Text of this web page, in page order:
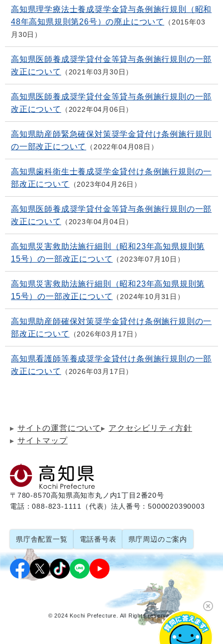
高知県理学療法士養成奨学金貸与条例施行規則（昭和
48年高知県規則第26号）の廃止について
2015年03
月30日
高知県医師養成奨学貸付金等貸与条例施行規則の一部
改正について
2021年03月30日
高知県医師養成奨学貸付金等貸与条例施行規則の一部
改正について
2022年04月06日
高知県助産師緊急確保対策奨学金貸付け条例施行規則
の一部改正について
2022年04月08日
高知県歯科衛生士養成奨学金貸付け条例施行規則の一
部改正について
2023年04月26日
高知県医師養成奨学貸付金等貸与条例施行規則の一部
改正について
2023年04月04日
高知県災害救助法施行細則（昭和23年高知県規則第
15号）の一部改正について
2023年07月10日
高知県災害救助法施行細則（昭和23年高知県規則第
15号）の一部改正について
2024年10月31日
高知県助産師確保対策奨学金貸付け条例施行規則の一
部改正について
2026年03月17日
高知県看護師等養成奨学金貸付け条例施行規則の一部
改正について
2026年03月17日
サイトの運営について
アクセシビリティ方針
サイトマップ
〒780-8570高知県高知市丸ノ内1丁目2番20号
電話：088-823-1111（代表）法人番号：5000020390003
県庁舎配置一覧 電話番号表 県庁周辺のご案内
© 2024 Kochi Prefecture. All Rights reserved.